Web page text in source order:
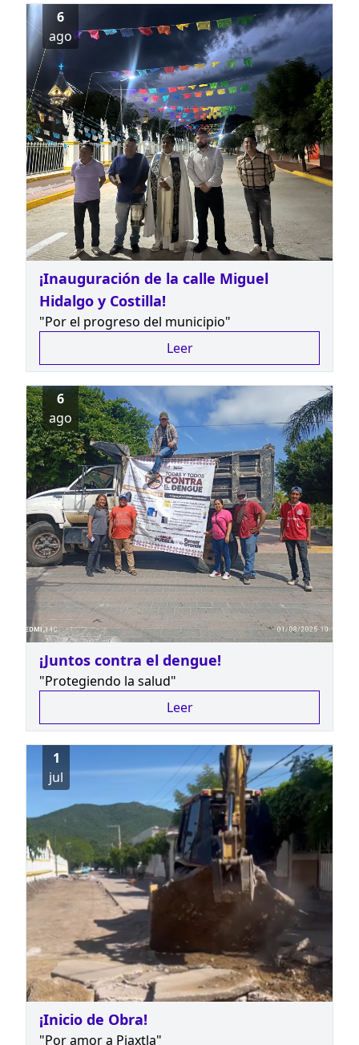
6
ago
¡Inauguración de la calle Miguel
Hidalgo y Costilla!
"Por el progreso del municipio"
Leer
6
ago
¡Juntos contra el dengue!
"Protegiendo la salud"
Leer
1
jul
¡Inicio de Obra!
"Por amor a Piaxtla"